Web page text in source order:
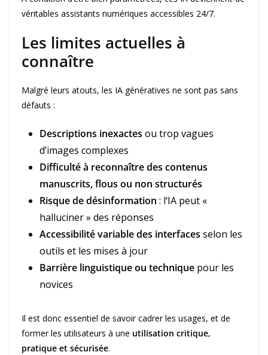
véritables assistants numériques accessibles 24/7.
Les limites actuelles à
connaître
Malgré leurs atouts, les IA génératives ne sont pas sans
défauts :
Descriptions inexactes ou trop vagues
d’images complexes
Difficulté à reconnaître des contenus
manuscrits, flous ou non structurés
Risque de désinformation : l’IA peut «
halluciner » des réponses
Accessibilité variable des interfaces selon les
outils et les mises à jour
Barrière linguistique ou technique pour les
novices
Il est donc essentiel de savoir cadrer les usages, et de
former les utilisateurs à une utilisation critique,
pratique et sécurisée.